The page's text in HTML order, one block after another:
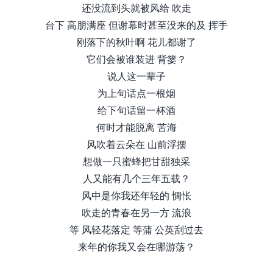
还没流到头就被风给 吹走
台下 高朋满座 但谢幕时甚至没来的及 挥手
刚落下的秋叶啊 花儿都谢了
它们会被谁装进 背篓？
说人这一辈子
为上句话点一根烟
给下句话留一杯酒
何时才能脱离 苦海
风吹着云朵在 山前浮摆
想做一只蜜蜂把甘甜独采
人又能有几个三年五载？
风中是你我还年轻的 惆怅
吹走的青春在另一方 流浪
等 风轻花落定 等蒲 公英刮过去
来年的你我又会在哪游荡？